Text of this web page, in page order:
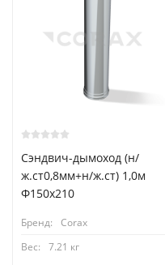
Сэндвич-дымоход (н/
ж.ст0,8мм+н/ж.ст) 1,0м
Ф150х210
Бренд:
Corax
Вес:
7.21 кг